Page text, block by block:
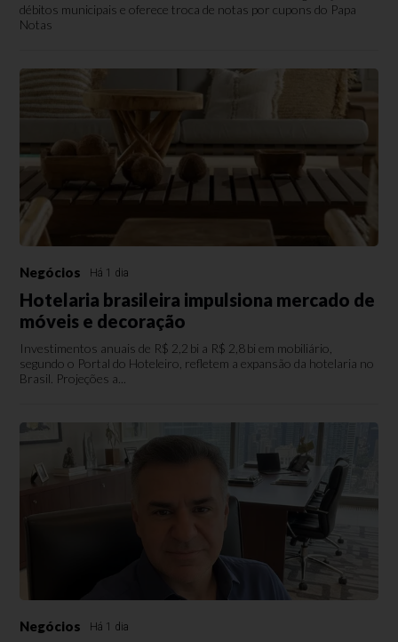
débitos municipais e oferece troca de notas por cupons do Papa
Notas
Negócios Há 1 dia
Hotelaria brasileira impulsiona mercado de
móveis e decoração
Investimentos anuais de R$ 2,2 bi a R$ 2,8 bi em mobiliário,
segundo o Portal do Hoteleiro, refletem a expansão da hotelaria no
Brasil. Projeções a...
Negócios Há 1 dia